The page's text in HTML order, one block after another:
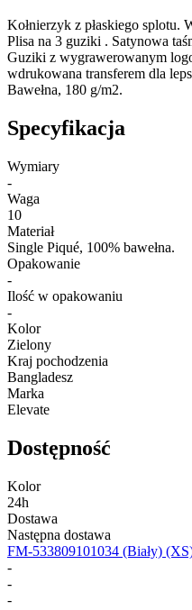
Kołnierzyk z płaskiego splotu.
Plisa na 3 guziki . Satynowa
Guziki z wygrawerowanym
wdrukowana transferem dla
Bawełna, 180 g/m2.
Specyfikacja
Wymiary
-
Waga
10
Materiał
Single Piqué, 100% bawełna.
Opakowanie
-
Ilość w opakowaniu
-
Kolor
Zielony
Kraj pochodzenia
Bangladesz
Marka
Elevate
Dostępność
Kolor
24h
Dostawa
Następna dostawa
FM-533809101034 (Biały)
-
-
-